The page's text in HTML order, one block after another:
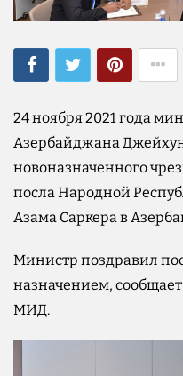
24 ноября 2021 года
Азербайджана
новоназначенного
посла Народной
Азама Саркера в
Министр поздравил
назначением,
МИД.